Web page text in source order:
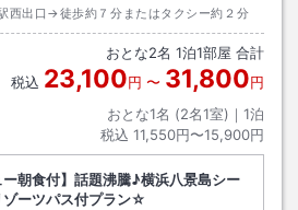
西出口→徒歩約７分またはタクシー約２分
おとな2名 1泊1部屋 合計
税込 23,100円 〜 31,800円
おとな1名 (2名1室)｜ 1泊
税込 11,550円〜15,900円
ー朝食付】話題沸騰♪横浜八景島シー
ーツパス付プラン☆